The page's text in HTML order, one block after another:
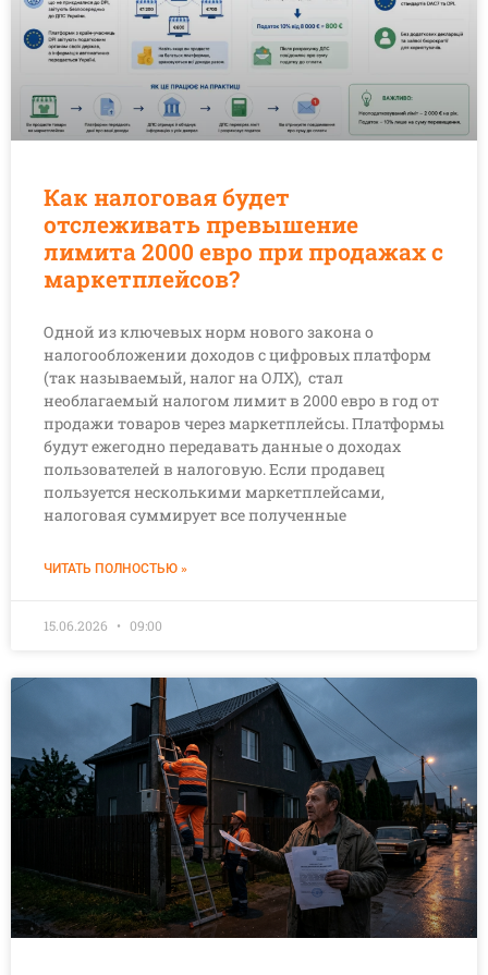
Как налоговая будет
отслеживать превышение
лимита 2000 евро при продажах с
маркетплейсов?
Одной из ключевых норм нового закона о
налогообложении доходов с цифровых платформ
(так называемый, налог на ОЛХ), стал
необлагаемый налогом лимит в 2000 евро в год от
продажи товаров через маркетплейсы. Платформы
будут ежегодно передавать данные о доходах
пользователей в налоговую. Если продавец
пользуется несколькими маркетплейсами,
налоговая суммирует все полученные
ЧИТАТЬ ПОЛНОСТЬЮ »
15.06.2026 09:00